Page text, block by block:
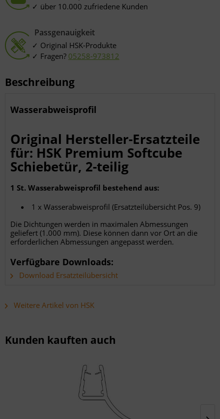
über 10.000 zufriedene Kunden
Passgenauigkeit
Original HSK-Produkte
Fragen? 05258-973812
Beschreibung
Wasserabweisprofil
Original Hersteller-Ersatzteile
für: HSK Premium Softcube
Schiebetür, 2-teilig
1 St. Wasserabweisprofil bestehend aus:
1 x Wasserabweisprofil (Ersatzteilübersicht Pos. 9)
Die Dichtungen werden in maximalen Abmessungen
geliefert (1.000 mm). Diese können dann vor Ort an die
erforderlichen Abmessungen angepasst werden.
Verfügbare Downloads:
Download Ersatzteilübersicht
Weitere Artikel von HSK
Kunden kauften auch